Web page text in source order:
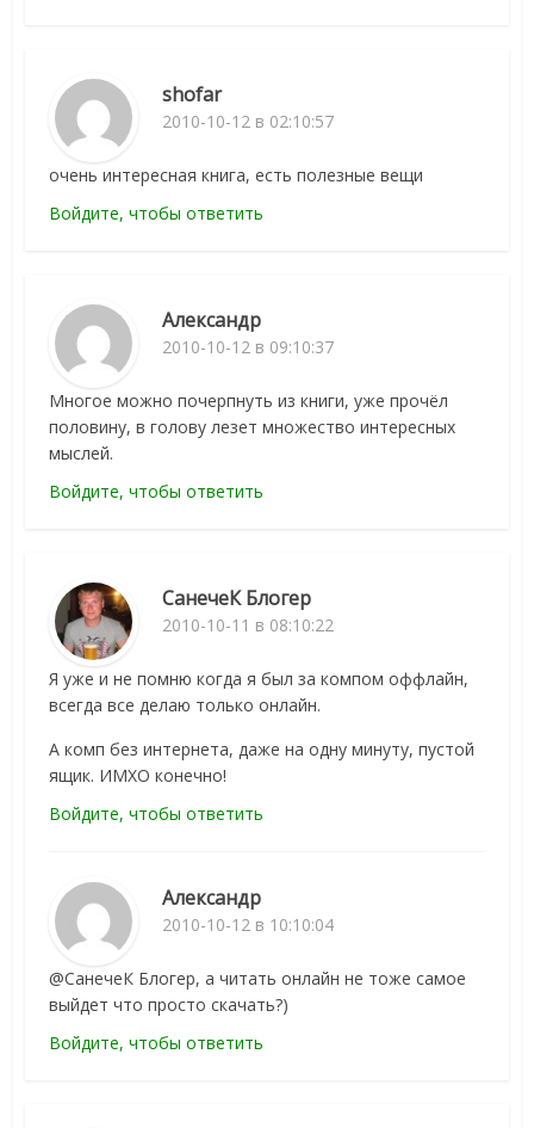
shofar
2010-10-12 в 02:10:57
очень интересная книга, есть полезные вещи
Войдите, чтобы ответить
Александр
2010-10-12 в 09:10:37
Многое можно почерпнуть из книги, уже прочёл
половину, в голову лезет множество интересных
мыслей.
Войдите, чтобы ответить
СанечеК Блогер
2010-10-11 в 08:10:22
Я уже и не помню когда я был за компом оффлайн,
всегда все делаю только онлайн.
А комп без интернета, даже на одну минуту, пустой
ящик. ИМХО конечно!
Войдите, чтобы ответить
Александр
2010-10-12 в 10:10:04
@СанечеК Блогер, а читать онлайн не тоже самое
выйдет что просто скачать?)
Войдите, чтобы ответить